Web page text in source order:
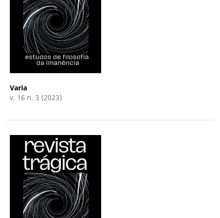
Varia
v. 16 n. 3 (2023)